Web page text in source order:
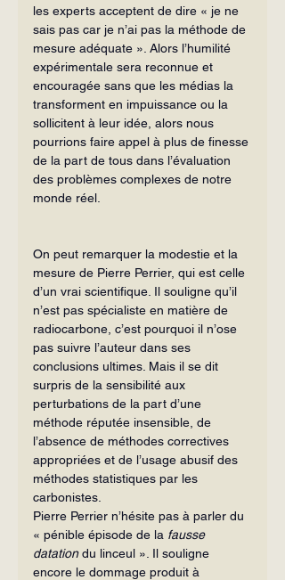
les experts acceptent de dire « je ne
sais pas car je n’ai pas la méthode de
mesure adéquate ». Alors l’humilité
expérimentale sera reconnue et
encouragée sans que les médias la
transforment en impuissance ou la
sollicitent à leur idée, alors nous
pourrions faire appel à plus de finesse
de la part de tous dans l’évaluation
des problèmes complexes de notre
monde réel.
On peut remarquer la modestie et la
mesure de Pierre Perrier, qui est celle
d’un vrai scientifique. Il souligne qu’il
n’est pas spécialiste en matière de
radio­carbone, c’est pourquoi il n’ose
pas suivre l’auteur dans ses
conclusions ultimes. Mais il se dit
surpris de la sensibilité aux
perturbations de la part d’une
méthode réputée insensible, de
l’absence de mé­thodes correctives
appropriées et de l’usage abusif des
méthodes statistiques par les
carbonistes.
Pierre Perrier n’hésite pas à parler du
« pénible épisode de la fausse
datation du linceul ». Il souligne
encore le dommage produit à